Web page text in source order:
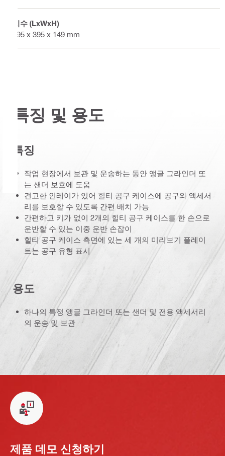
치수 (LxWxH)
495 x 395 x 149 mm
특징 및 용도
특징
작업 현장에서 보관 및 운송하는 동안 앵글 그라인더 또
는 샌더 보호에 도움
견고한 인레이가 있어 힐티 공구 케이스에 공구와 액세서
리를 보호할 수 있도록 간편 배치 가능
간편하고 키가 없이 2개의 힐티 공구 케이스를 한 손으로
운반할 수 있는 이중 운반 손잡이
힐티 공구 케이스 측면에 있는 세 개의 미리보기 플레이
트는 공구 유형 표시
용도
하나의 특정 앵글 그라인더 또는 샌더 및 전용 액세서리
의 운송 및 보관
제품 데모 신청하기